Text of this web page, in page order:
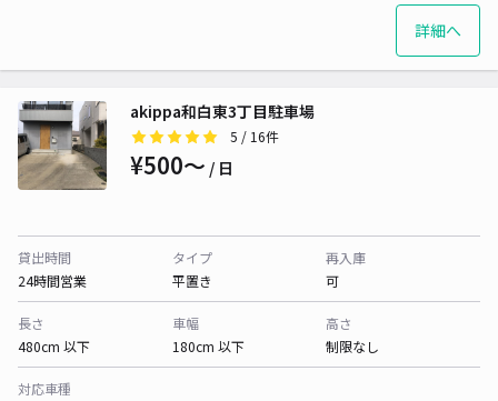
詳細へ
akippa和白東3丁目駐車場
5 / 16件
¥500〜 / 日
貸出時間
24時間営業
タイプ
平置き
再入庫
可
長さ
480cm 以下
車幅
180cm 以下
高さ
制限なし
対応車種